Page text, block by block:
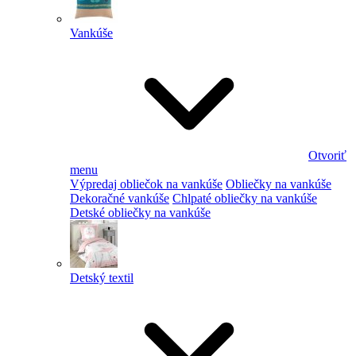
Vankúše
Otvoriť
menu
Výpredaj obliečok na vankúše Obliečky na vankúše
Dekoračné vankúše Chlpaté obliečky na vankúše
Detské obliečky na vankúše
Detský textil